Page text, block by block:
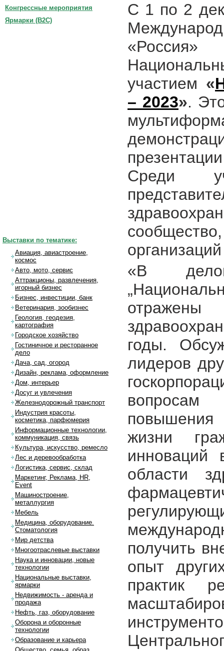
С 1 по 2
участием «
– 2023».
Среди
«В
годы.
лидеров
вопросам
повышения
жизни
инноваций
области
получить
опыт
практик
Конгрессные мероприятия
Ярмарки (B2C)
Выставки по тематике:
Авиация, авиастроение,
космос
Авто, мото, сервис
Аттракционы, развлечения,
игорный бизнес
Бизнес, инвестиции, банк
Ветеринария, зообизнес
Геология, геодезия,
картография
Городское хозяйство
Гостиничное и ресторанное
дело
Дача, сад, огород
Дизайн, реклама, оформление
Дом, интерьер
Досуг и увлечения
Железнодорожный транспорт
Индустрия красоты,
косметика, парфюмерия
Информационные технологии,
коммуникация, связь
Культура, искусство, ремесло
Лес и деревообработка
Логистика, сервис, склад
Маркетинг, Реклама, HR,
Event
Машиностроение,
металлургия
Мебель
Медицина, оборудование.
Стоматология
Мир детства
Многоотраслевые выставки
Наука и инновации, новые
технологии
Национальные выставки,
ярмарки
Недвижимость - аренда и
продажа
Нефть, газ, оборудование
Оборона и оборонные
технологии
Образование и карьера